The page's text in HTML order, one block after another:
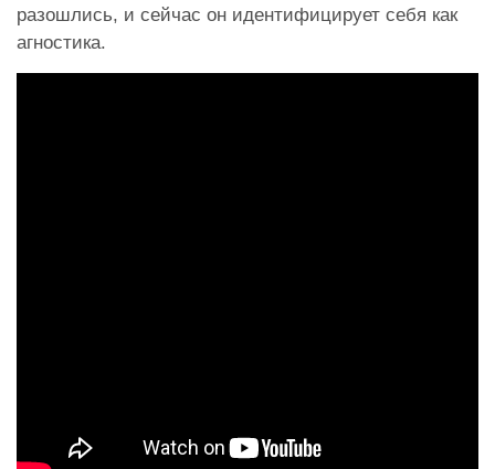
разошлись, и сейчас он идентифицирует себя как
агностика.